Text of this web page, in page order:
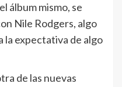
álbum mismo, se
Nile Rodgers, algo
la expectativa de algo
de las nuevas